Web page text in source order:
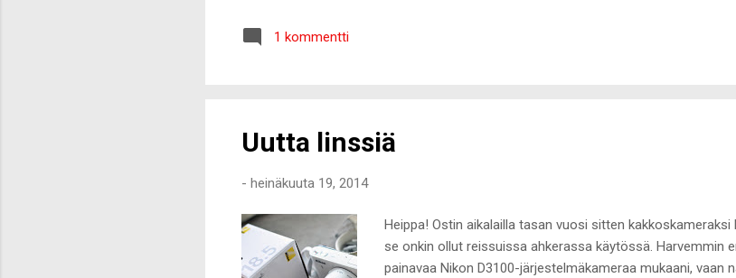
1 kommentti
Uutta linssiä
- heinäkuuta 19, 2014
Heippa! Ostin aikalailla tasan vuosi sitten
se onkin ollut reissuissa ahkerassa käytössä. Harvemmin
painavaa Nikon D3100-järjestelmäkameraa mukaani, vaan